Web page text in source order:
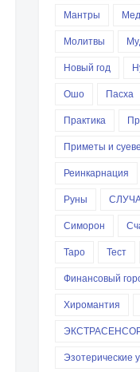
Мантры
Молитвы
Новый год
Ошо
Пасха
Практика
Приметы и
Реинкарнация
Руны
Симорон
Таро
Тест
Финансовый
Хиромантия
Эзотерические